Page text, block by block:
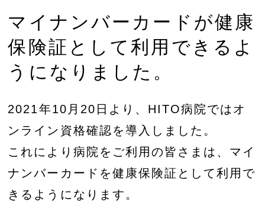
マイナンバーカードが健康
保険証として利用できるよ
うになりました。
2021年10月20日より、HITO病院ではオ
ンライン資格確認を導入しました。
これにより病院をご利用の皆さまは、マイ
ナンバーカードを健康保険証として利用で
きるようになります。